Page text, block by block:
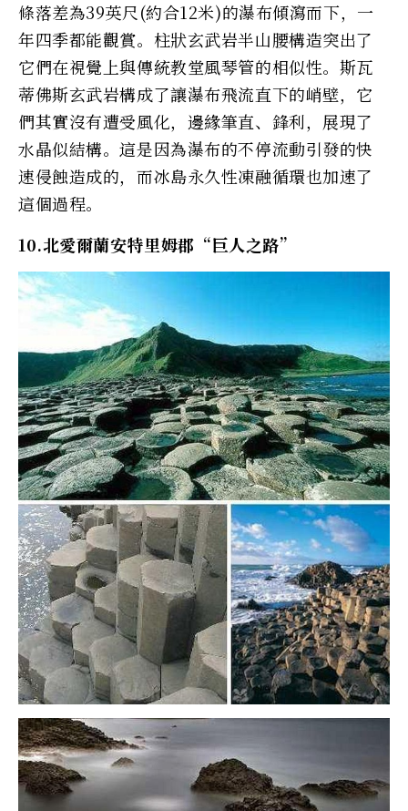
條落差為39英尺(約合12米)的瀑布傾瀉而下，一
年四季都能觀賞。柱狀玄武岩半山腰構造突出了
它們在視覺上與傳統教堂風琴管的相似性。斯瓦
蒂佛斯玄武岩構成了讓瀑布飛流直下的峭壁，它
們其實沒有遭受風化，邊緣筆直、鋒利，展現了
水晶似結構。這是因為瀑布的不停流動引發的快
速侵蝕造成的，而冰島永久性凍融循環也加速了
這個過程。
10.北愛爾蘭安特里姆郡“巨人之路”